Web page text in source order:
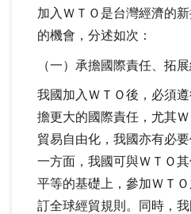
加入ＷＴＯ是台灣經濟的
的機會，分述如次：
（一）承擔國際責任、拓
我國加入ＷＴＯ後，必須
擔更大的國際責任，尤其
貿易自由化，我國亦有必
一方面，我國可與ＷＴＯ
平等的基礎上，參加ＷＴ
訂全球經貿規則。同時，